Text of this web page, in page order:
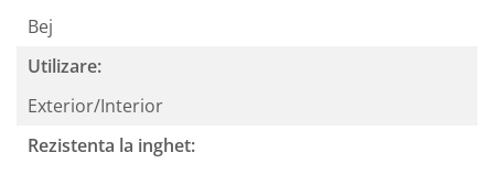
Bej
Utilizare:
Exterior/Interior
Rezistenta la inghet: